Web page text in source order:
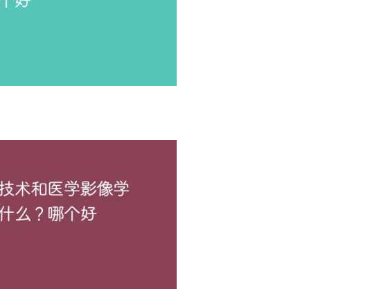
个贵但有官方记录
元，咱们按最高 20 学分、300 元 / 学分算，总共也就 6000 元，大部分
高。
为主
多学科知识交叉融合
80学分)
5-15门 (10-40学分)